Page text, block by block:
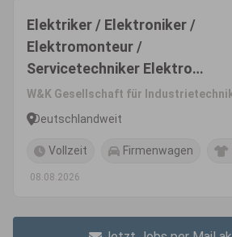
Elektriker / Elektroniker /
Elektromonteur /
Servicetechniker Elektro
(m/w/d)
W&K Gesellschaft für
Deutschlandweit
Vollzeit Firmenwagen
08.08.2026